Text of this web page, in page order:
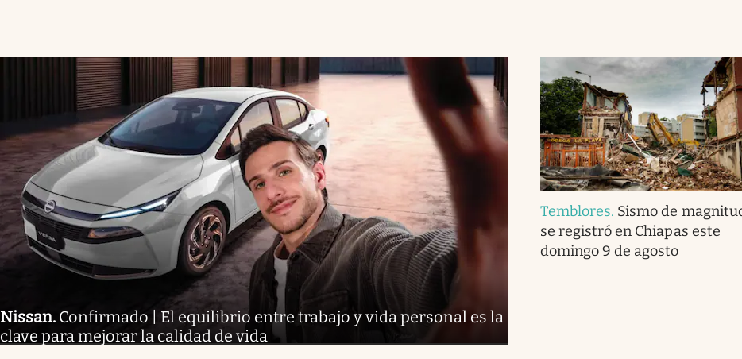
Nissan. Confirmado | El equilibrio entre trabajo y vida personal es la
clave para mejorar la calidad de vida
Temblores. Sismo de
se registró en Chiapas este
domingo 9 de agosto